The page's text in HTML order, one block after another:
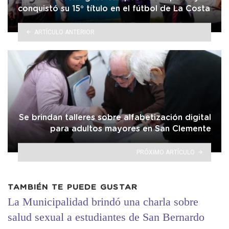
conquistó su 15° título en el fútbol de La Costa
ARTÍCULO ANTERIOR
Se brindan talleres sobre alfabetización digital
para adultos mayores en San Clemente
PRÓXIMO ARTÍCULO
TAMBIÉN TE PUEDE GUSTAR
La Municipalidad brindó una charla sobre
salud sexual a estudiantes de San Bernardo